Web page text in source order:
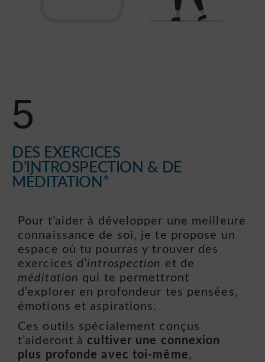
5
DES EXERCICES
D'INTROSPECTION & DE
MÉDITATION*
Pour t’aider à développer une meilleure
connaissance de soi, je te propose un
espace où tu pourras y trouver des
exercices d’introspection et de
méditation qui te permettront
d’explorer en profondeur tes pensées,
émotions et aspirations.
Ces outils spécialement conçus
t’aideront à cultiver une connexion
plus profonde avec toi-même,